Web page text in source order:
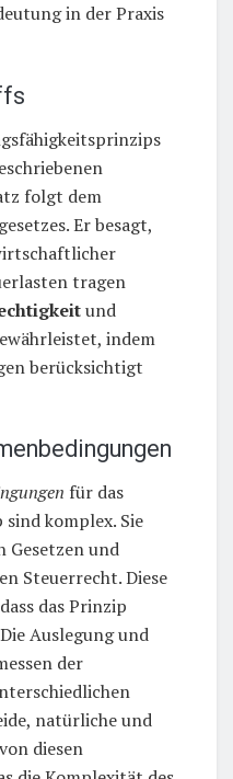
in der Praxis
folgt dem
Er besagt,
tragen
und
indem
berücksichtigt
für das
komplex. Sie
Gesetzen und
Steuerrecht. Diese
das Prinzip
Auslegung und
der
natürliche und
diesen